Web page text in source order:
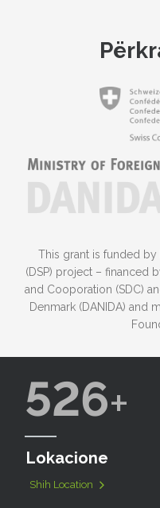
This grant is funded
(DSP) project – financed
and Cooporation (SDC)
Denmark (DANIDA) and
526
Lokacione
Shih Location